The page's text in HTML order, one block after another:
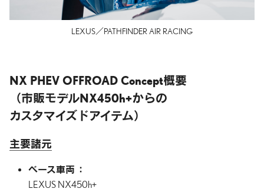
LEXUS／PATHFINDER AIR RACING
NX PHEV OFFROAD Concept概要
（市販モデルNX450h+からの
カスタマイズドアイテム）
主要諸元
ベース車両
LEXUS NX450h+